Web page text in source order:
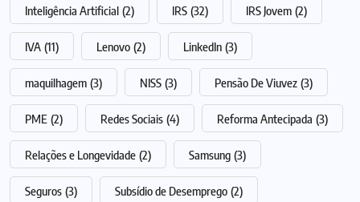
Inteligência Artificial (2) IRS (32) IRS Jovem (2)
IVA (11) Lenovo (2) LinkedIn (3)
maquilhagem (3) NISS (3) Pensão De Viuvez (3)
PME (2) Redes Sociais (4) Reforma Antecipada (3)
Relações e Longevidade (2) Samsung (3)
Seguros (3) Subsídio de Desemprego (2)